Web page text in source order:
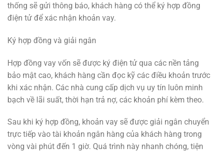
thống sẽ gửi thông báo, khách hàng có thể ký hợp đồng
điện tử để xác nhận khoản vay.
Ký hợp đồng và giải ngân
Hợp đồng vay vốn sẽ được ký điện tử qua các nền tảng
bảo mật cao, khách hàng cần đọc kỹ các điều khoản trước
khi xác nhận. Các nhà cung cấp dịch vụ uy tín luôn minh
bạch về lãi suất, thời hạn trả nợ, các khoản phí kèm theo.
Sau khi ký hợp đồng, khoản vay sẽ được giải ngân chuyển
trực tiếp vào tài khoản ngân hàng của khách hàng trong
vòng vài phút đến 1 giờ. Quá trình này nhanh chóng, tiện